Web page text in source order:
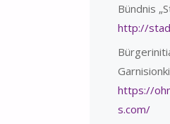
Bündnis
http://
https://
s.com/